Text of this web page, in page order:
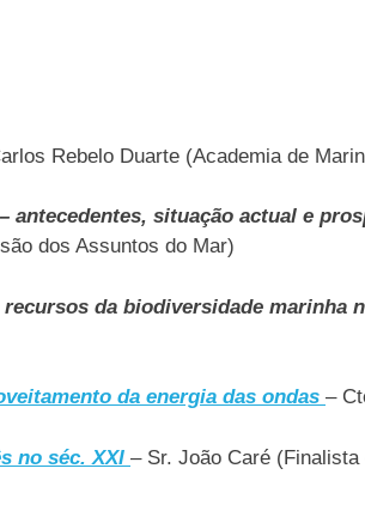
Rebelo Duarte (Academia de
antecedentes, situação actual e
dos Assuntos do Mar)
da biodiversidade marinha
da energia das ondas –
no séc. XXI – Sr. João Caré